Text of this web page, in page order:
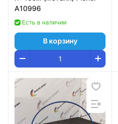
A10996
Есть в наличии
В корзину